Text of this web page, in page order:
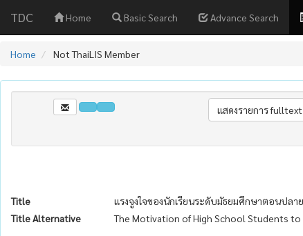
TDC Home Basic Search Advance Search
Home Not ThaiLIS Member
Title
แรงจูงใจของนักเรียนระดับมัธยมศึกษาตอนปลา
Title Alternative
The Motivation of High School Students to